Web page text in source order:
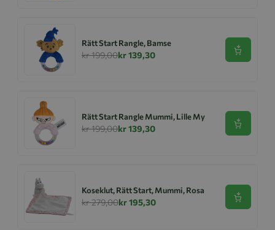
Rätt Start Rangle, Bamse
kr 199,00kr 139,30 Se
Rätt Start Rangle Mummi, Lille My
kr 199,00kr 139,30 Se
Koseklut, Rätt Start, Mummi, Rosa
kr 279,00kr 195,30 Se